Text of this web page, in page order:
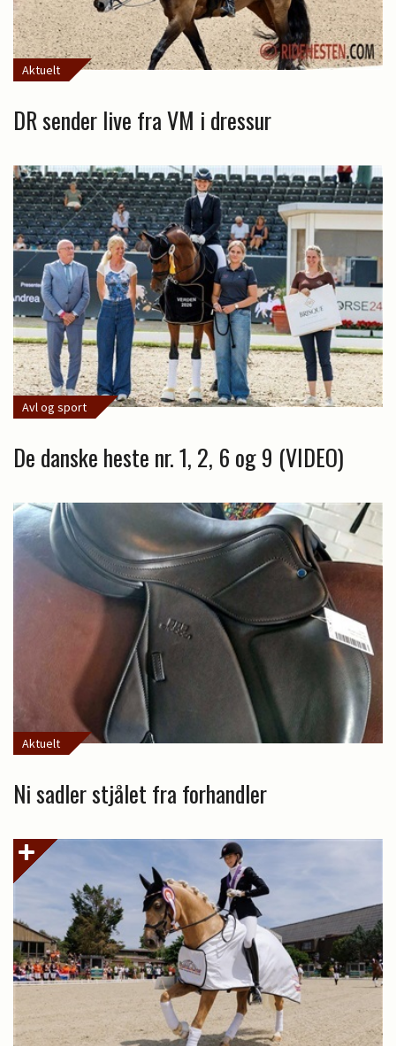
Aktuelt
DR sender live fra VM i dressur
Avl og sport
De danske heste nr. 1, 2, 6 og 9 (VIDEO)
Aktuelt
Ni sadler stjålet fra forhandler